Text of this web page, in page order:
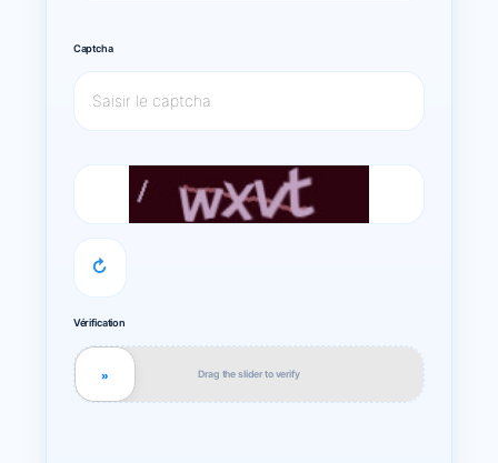
Captcha
↻
Vérification
Drag the slider to verify
»